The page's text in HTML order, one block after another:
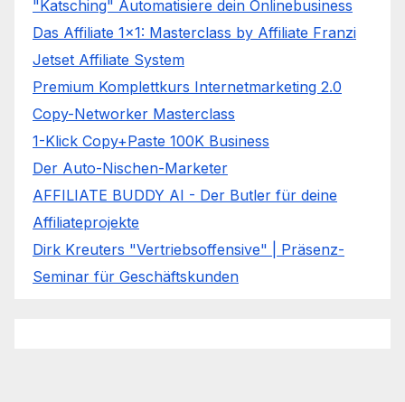
"Katsching" Automatisiere dein Onlinebusiness
Das Affiliate 1x1: Masterclass by Affiliate Franzi
Jetset Affiliate System
Premium Komplettkurs Internetmarketing 2.0
Copy-Networker Masterclass
1-Klick Copy+Paste 100K Business
Der Auto-Nischen-Marketer
AFFILIATE BUDDY AI - Der Butler für deine
Affiliateprojekte
Dirk Kreuters "Vertriebsoffensive" | Präsenz-
Seminar für Geschäftskunden